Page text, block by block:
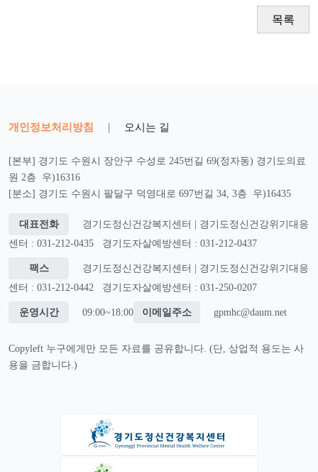
목록
개인정보처리방침 | 오시는 길
[본부] 경기도 수원시 장안구 수성로 245번길 69(정자동) 경기도의료
원 2층 우)16316
[분소] 경기도 수원시 팔달구 덕영대로 697번길 34, 3층 우)16435
대표전화
경기도정신건강복지센터 | 경기도정신건강위기대응
센터 : 031-212-0435
경기도자살예방센터 : 031-212-0437
팩스
경기도정신건강복지센터 | 경기도정신건강위기대응
센터 : 031-212-0442
경기도자살예방센터 : 031-250-0207
운영시간 09:00~18:00 이메일주소 gpmhc@daum.net
Copyleft 누구에게만 모든 자료를 공유합니다. (단, 상업적 용도는 사
용을 금합니다.)